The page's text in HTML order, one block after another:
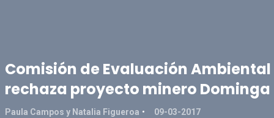
Comisión de Evaluación Ambiental
rechaza proyecto minero Dominga
Paula Campos y Natalia Figueroa 09-03-2017